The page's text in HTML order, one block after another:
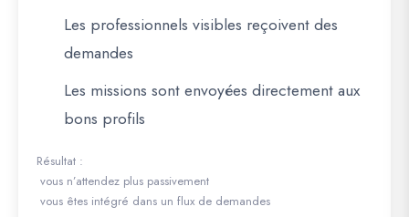
Les professionnels visibles reçoivent des
demandes
Les missions sont envoyées directement aux
bons profils
Résultat :
vous n’attendez plus passivement
vous êtes intégré dans un flux de demandes